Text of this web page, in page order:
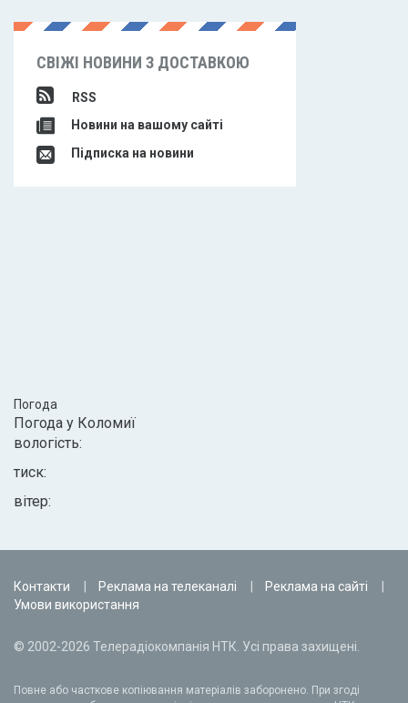
СВІЖІ НОВИНИ З ДОСТАВКОЮ
RSS
Новини на вашому сайті
Підписка на новини
Погода
Погода у Коломиї
вологість:
тиск:
вітер:
Контакти Реклама на телеканалі
Реклама на сайті
Умови використання
© 2002-2026 Телерадіокомпанія НТК. Усі права захищені.
Повне або часткове копіювання матеріалів заборонено. При згоді